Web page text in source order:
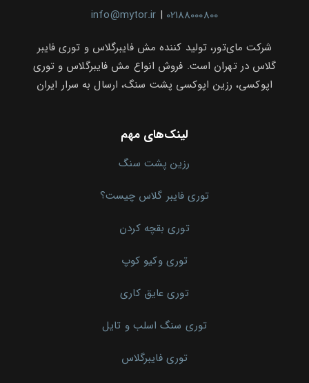
info@mytor.ir | 02188000800
شرکت مای‌تور، تولید کننده مش فایبرگلاس و توری فایبر
گلاس در تهران است. فروش انواع مش فایبرگلاس و توری
اپوکسی، رزین اپوکسی پشت سنگ، ارسال به سرار ایران
لینک‌های مهم
رزین پشت سنگ
توری فایبر گلاس چیست؟
توری بقچه کردن
توری وکیو کوپ
توری عایق کاری
توری سنگ اسلب و تایل
توری فایبرگلاس